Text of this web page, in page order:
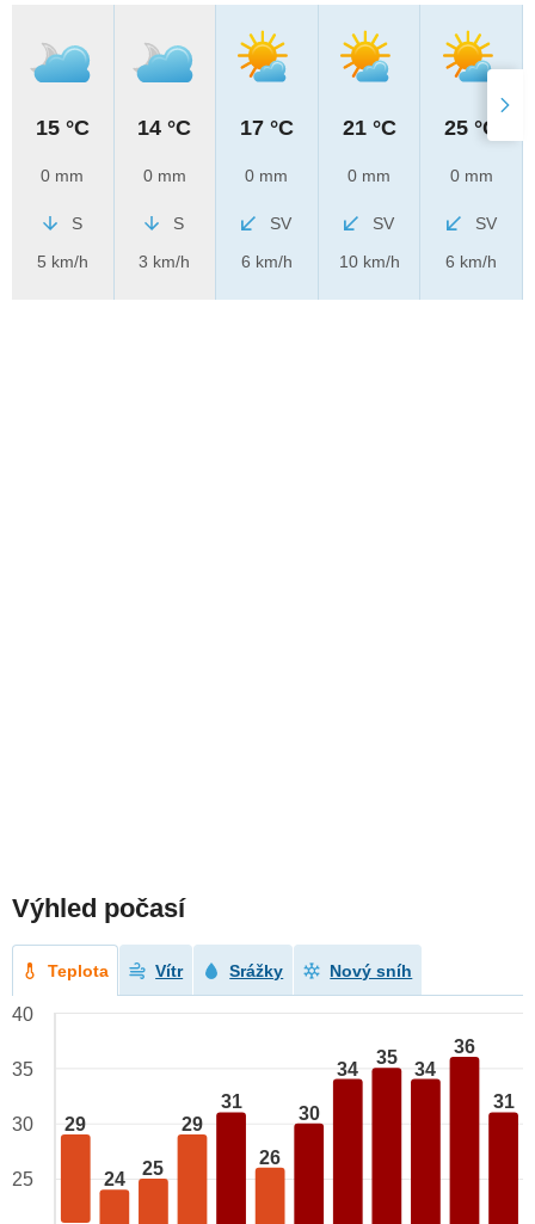
15 °C
0 mm
S
5 km/h
14 °C
0 mm
S
3 km/h
17 °C
0 mm
SV
6 km/h
21 °C
0 mm
SV
10 km/h
25 °C
0 mm
SV
6 km/h
Výhled počasí
Teplota Vítr Srážky Nový sníh
29
24
25
29
31
26
30
34
35
34
36
31
40
35
30
25